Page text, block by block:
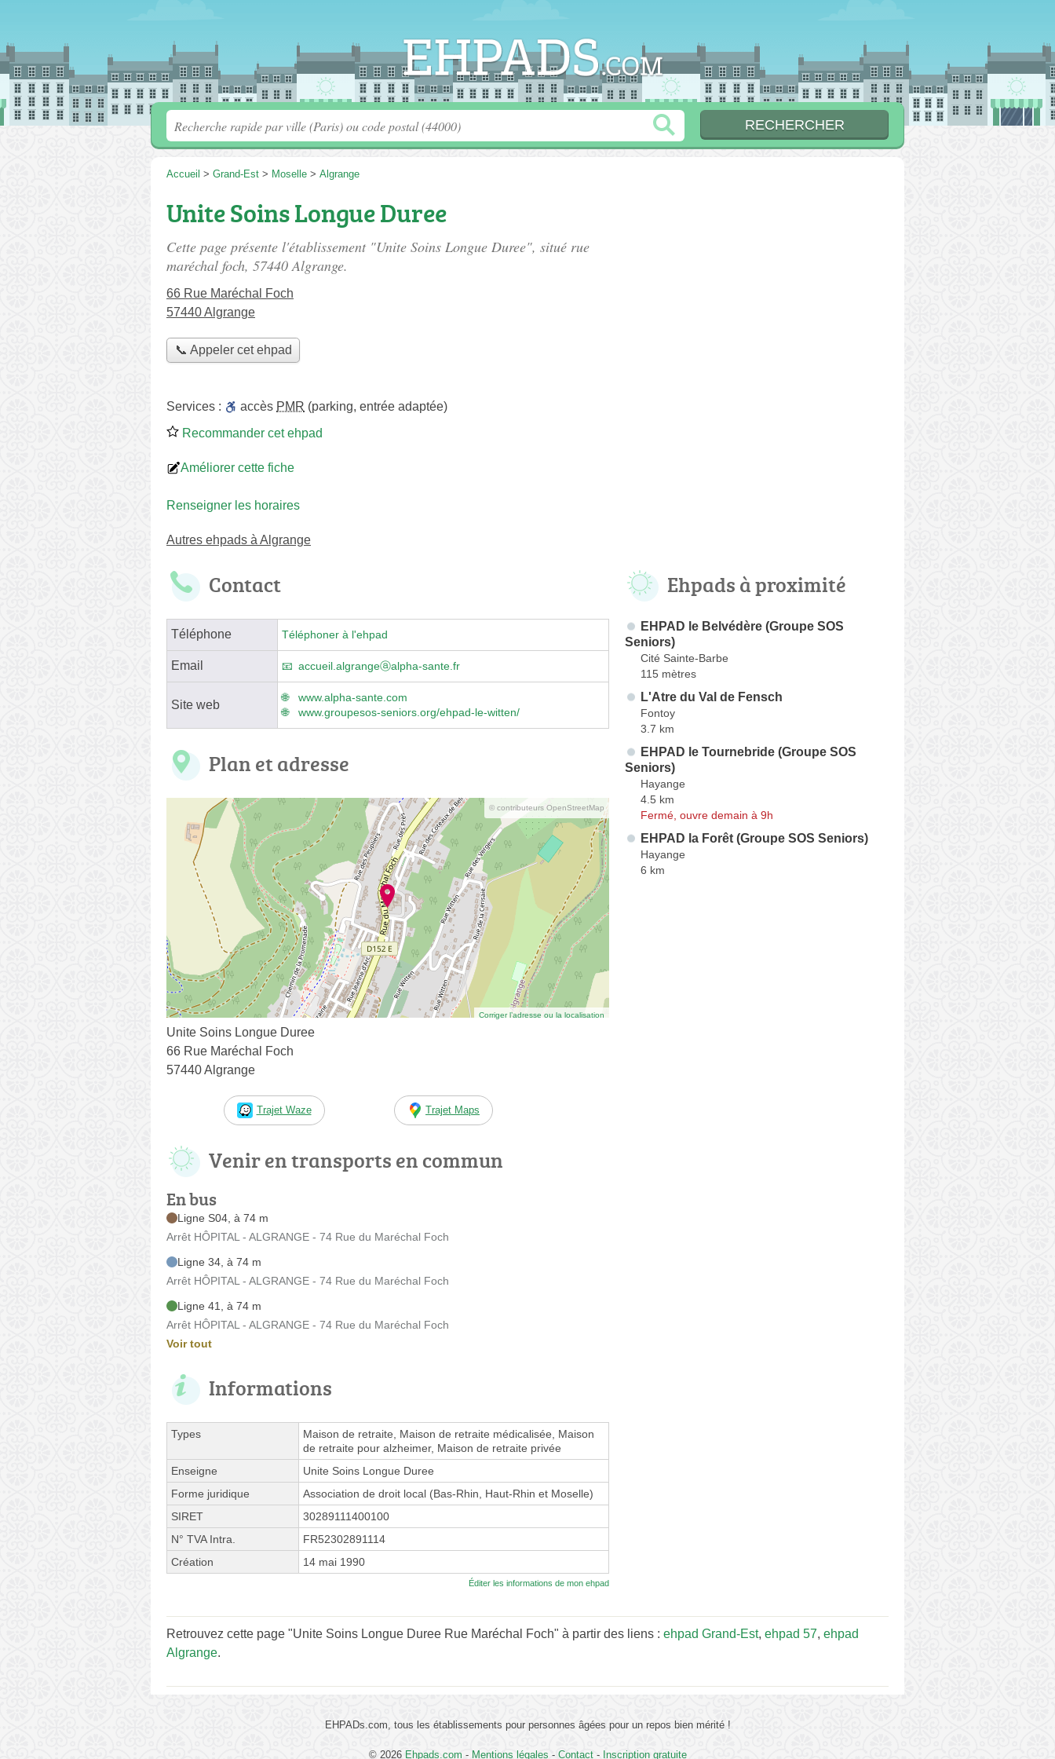
Accueil > Grand-Est > Moselle > Algrange
Unite Soins Longue Duree
Cette page présente l'établissement "Unite Soins Longue Duree", situé rue
maréchal foch, 57440 Algrange.
66 Rue Maréchal Foch
57440 Algrange
📞 Appeler cet ehpad
Services : accès PMR (parking, entrée adaptée)
Recommander cet ehpad
Améliorer cette fiche
Renseigner les horaires
Autres ehpads à Algrange
Contact
Téléphone Téléphoner à l'ehpad
Email accueil.algrangeⓐalpha-sante.fr
Site web
www.alpha-sante.com
www.groupesos-seniors.org/ehpad-le-witten/
Plan et adresse
© contributeurs OpenStreetMap
Corriger l’adresse ou la localisation
Unite Soins Longue Duree
66 Rue Maréchal Foch
57440 Algrange
Trajet Waze Trajet Maps
Venir en transports en commun
En bus
Ligne S04, à 74 m
Arrêt HÔPITAL - ALGRANGE - 74 Rue du Maréchal Foch
Ligne 34, à 74 m
Arrêt HÔPITAL - ALGRANGE - 74 Rue du Maréchal Foch
Ligne 41, à 74 m
Arrêt HÔPITAL - ALGRANGE - 74 Rue du Maréchal Foch
Voir tout
Informations
Types
Maison de retraite, Maison de retraite médicalisée, Maison
de retraite pour alzheimer, Maison de retraite privée
Enseigne
Unite Soins Longue Duree
Forme juridique
Association de droit local (Bas-Rhin, Haut-Rhin et Moselle)
SIRET
30289111400100
N° TVA Intra.
FR52302891114
Création
14 mai 1990
Éditer les informations de mon ehpad
Ehpads à proximité
EHPAD le Belvédère (Groupe SOS
Seniors)
Cité Sainte-Barbe
115 mètres
L'Atre du Val de Fensch
Fontoy
3.7 km
EHPAD le Tournebride (Groupe SOS
Seniors)
Hayange
4.5 km
Fermé, ouvre demain à 9h
EHPAD la Forêt (Groupe SOS Seniors)
Hayange
6 km
Retrouvez cette page "Unite Soins Longue Duree Rue Maréchal Foch" à partir des liens : ehpad Grand-Est, ehpad 57, ehpad
Algrange.
EHPADs.com, tous les établissements pour personnes âgées pour un repos bien mérité !
© 2026 Ehpads.com - Mentions légales - Contact- Inscription gratuite